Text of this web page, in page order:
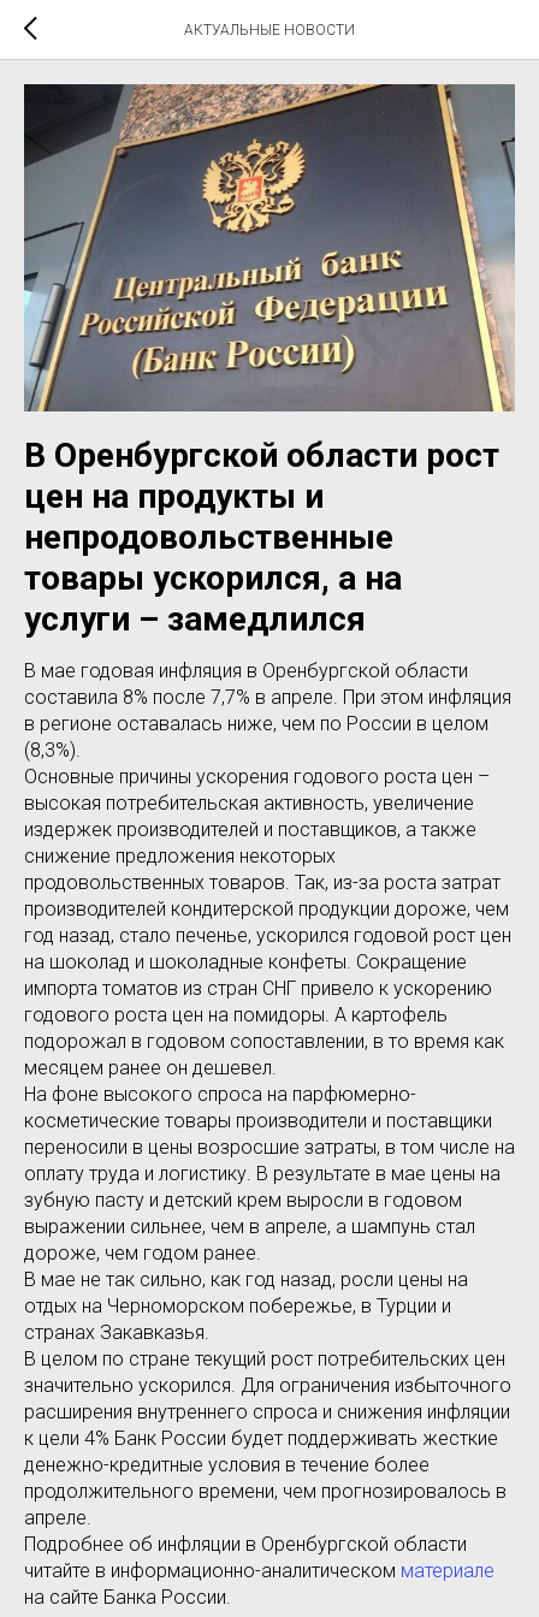
АКТУАЛЬНЫЕ НОВОСТИ
В Оренбургской области рост
цен на продукты и
непродовольственные
товары ускорился, а на
услуги – замедлился
В мае годовая инфляция в Оренбургской области
составила 8% после 7,7% в апреле. При этом инфляция
в регионе оставалась ниже, чем по России в целом
(8,3%).
Основные причины ускорения годового роста цен –
высокая потребительская активность, увеличение
издержек производителей и поставщиков, а также
снижение предложения некоторых
продовольственных товаров. Так, из-за роста затрат
производителей кондитерской продукции дороже, чем
год назад, стало печенье, ускорился годовой рост цен
на шоколад и шоколадные конфеты. Сокращение
импорта томатов из стран СНГ привело к ускорению
годового роста цен на помидоры. А картофель
подорожал в годовом сопоставлении, в то время как
месяцем ранее он дешевел.
На фоне высокого спроса на парфюмерно-
косметические товары производители и поставщики
переносили в цены возросшие затраты, в том числе на
оплату труда и логистику. В результате в мае цены на
зубную пасту и детский крем выросли в годовом
выражении сильнее, чем в апреле, а шампунь стал
дороже, чем годом ранее.
В мае не так сильно, как год назад, росли цены на
отдых на Черноморском побережье, в Турции и
странах Закавказья.
В целом по стране текущий рост потребительских цен
значительно ускорился. Для ограничения избыточного
расширения внутреннего спроса и снижения инфляции
к цели 4% Банк России будет поддерживать жесткие
денежно-кредитные условия в течение более
продолжительного времени, чем прогнозировалось в
апреле.
Подробнее об инфляции в Оренбургской области
читайте в информационно-аналитическом материале
на сайте Банка России.